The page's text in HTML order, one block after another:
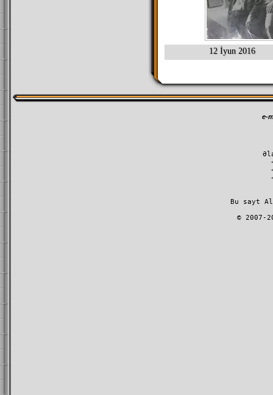
12 İyun 2016
e-
         Bu sayt A
© 2007-